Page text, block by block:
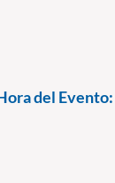
del Evento: